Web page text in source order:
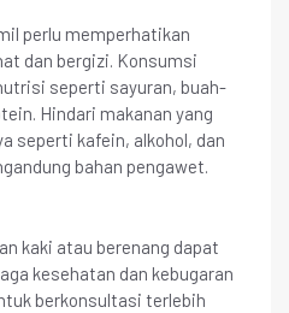
perlu memperhatikan
dan bergizi. Konsumsi
seperti sayuran, buah-
Hindari makanan yang
seperti kafein, alkohol, dan
bahan pengawet.
kaki atau berenang dapat
kesehatan dan kebugaran
berkonsultasi terlebih